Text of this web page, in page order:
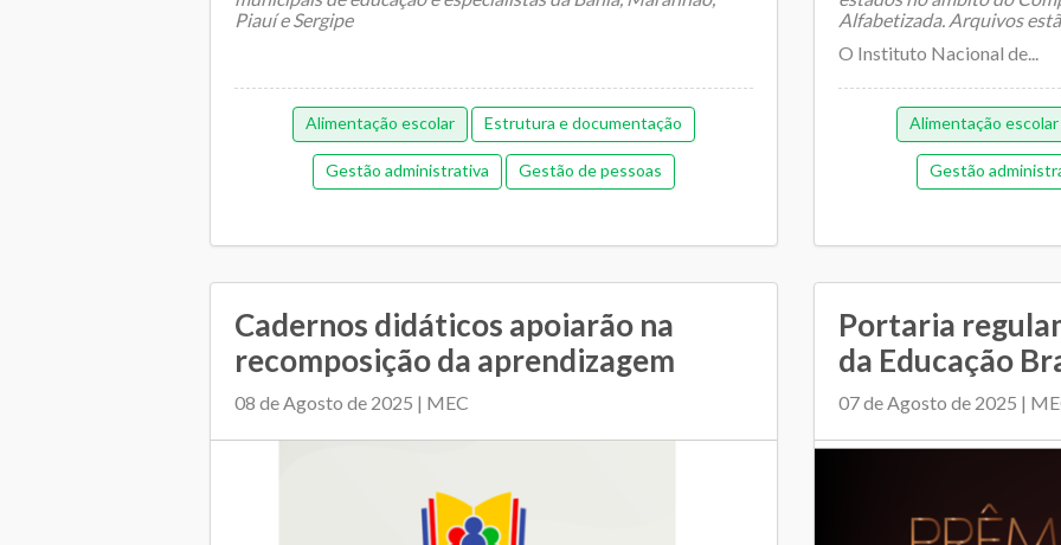
Piauí e Sergipe
Alimentação escolar Estrutura e documentação
Gestão administrativa Gestão de pessoas
Pedagógica Plano Municipal de Educação
Regime de colaboração Relacionamento entre SME e escolas
Transporte escolar
Alfabetizada. Arquivos
O Instituto Nacional de...
Alimentação escolar
Gestão
Pedagógica
Regime de colaboração
Cadernos didáticos apoiarão na
recomposição da aprendizagem
08 de Agosto de 2025 | MEC
Portaria
da Educação
07 de Agosto de 2025 |